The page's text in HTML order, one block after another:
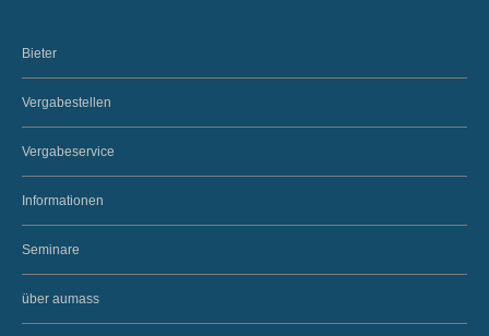
Bieter
Vergabestellen
Vergabeservice
Informationen
Seminare
über aumass